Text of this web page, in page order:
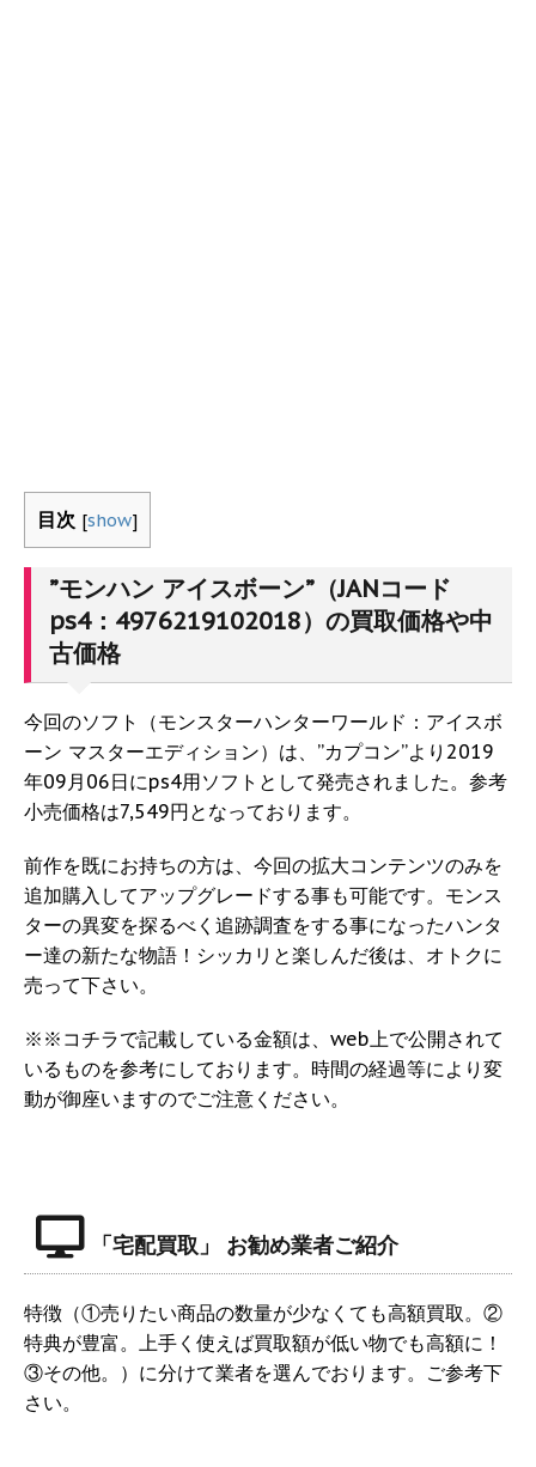
目次 [show]
”モンハン アイスボーン”（JANコード
ps4：4976219102018）の買取価格や中
古価格
今回のソフト（モンスターハンターワールド：アイスボ
ーン マスターエディション）は、”カプコン”より2019
年09月06日にps4用ソフトとして発売されました。参考
小売価格は7,549円となっております。
前作を既にお持ちの方は、今回の拡大コンテンツのみを
追加購入してアップグレードする事も可能です。モンス
ターの異変を探るべく追跡調査をする事になったハンタ
ー達の新たな物語！シッカリと楽しんだ後は、オトクに
売って下さい。
※※コチラで記載している金額は、web上で公開されて
いるものを参考にしております。時間の経過等により変
動が御座いますのでご注意ください。
「宅配買取」 お勧め業者ご紹介
特徴（①売りたい商品の数量が少なくても高額買取。②
特典が豊富。上手く使えば買取額が低い物でも高額に！
③その他。）に分けて業者を選んでおります。ご参考下
さい。